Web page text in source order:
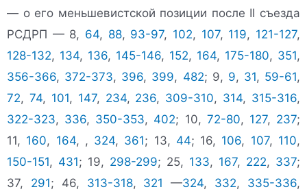
— о его меньшевистской позиции после II съезда
РСДРП — 8, 64, 88, 93-97, 102, 107, 119, 121-127,
128-132, 134, 136, 145-146, 152, 164, 175-180, 351,
356-366, 372-373, 396, 399, 482; 9, 9, 31, 59-61,
72, 74, 101, 147, 234, 236, 309-310, 314, 315-316,
322-323, 336, 350-353, 402; 10, 72-80, 127, 237;
11, 160, 164, , 324, 361; 13, 44; 16, 106, 107, 110,
150-151, 431; 19, 298-299; 25, 133, 167, 222, 337;
37, 291; 46, 313-318, 321 —324, 332, 335-336,